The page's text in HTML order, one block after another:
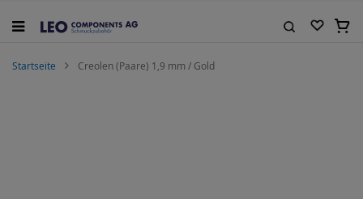
Inhalt
Startseite Creolen (Paare) 1,9 mm / Gold